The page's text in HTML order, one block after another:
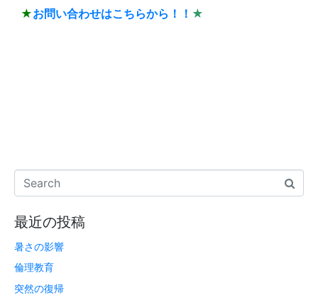
★お問い合わせはこちらから！！ ★
最近の投稿
暑さの影響
倫理教育
突然の復帰